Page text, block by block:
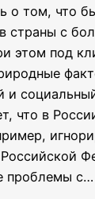
о том, что
страны с
этом под
и
что в
проблемы с…